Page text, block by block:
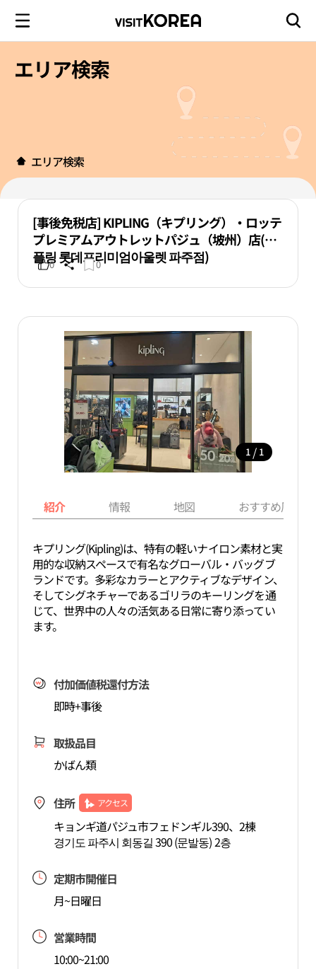
エリア検索
エリア検索
[事後免税店] KIPLING（キプリング）・ロッテ
プレミアムアウトレットパジュ（坡州）店(키
플링 롯데프리미엄아울렛 파주점)
0 0
1 / 1
紹介 情報 地図 おすすめ周辺
キプリング(Kipling)は、特有の軽いナイロン素材と実
用的な収納スペースで有名なグローバル・バッグブ
ランドです。多彩なカラーとアクティブなデザイン、
そしてシグネチャーであるゴリラのキーリングを通
じて、世界中の人々の活気ある日常に寄り添ってい
ます。
付加価値税還付方法
即時+事後
取扱品目
かばん類
住所 アクセス
キョンギ道パジュ市フェドンギル390、2棟
경기도 파주시 회동길 390 (문발동) 2층
定期市開催日
月~日曜日
営業時間
10:00~21:00